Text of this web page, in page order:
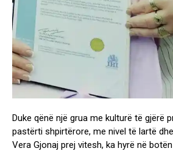
Duke qënë një grua me kulturë të gjërë
pastërti shpirtërore, me nivel të lartë
Vera Gjonaj prej vitesh, ka hyrë në